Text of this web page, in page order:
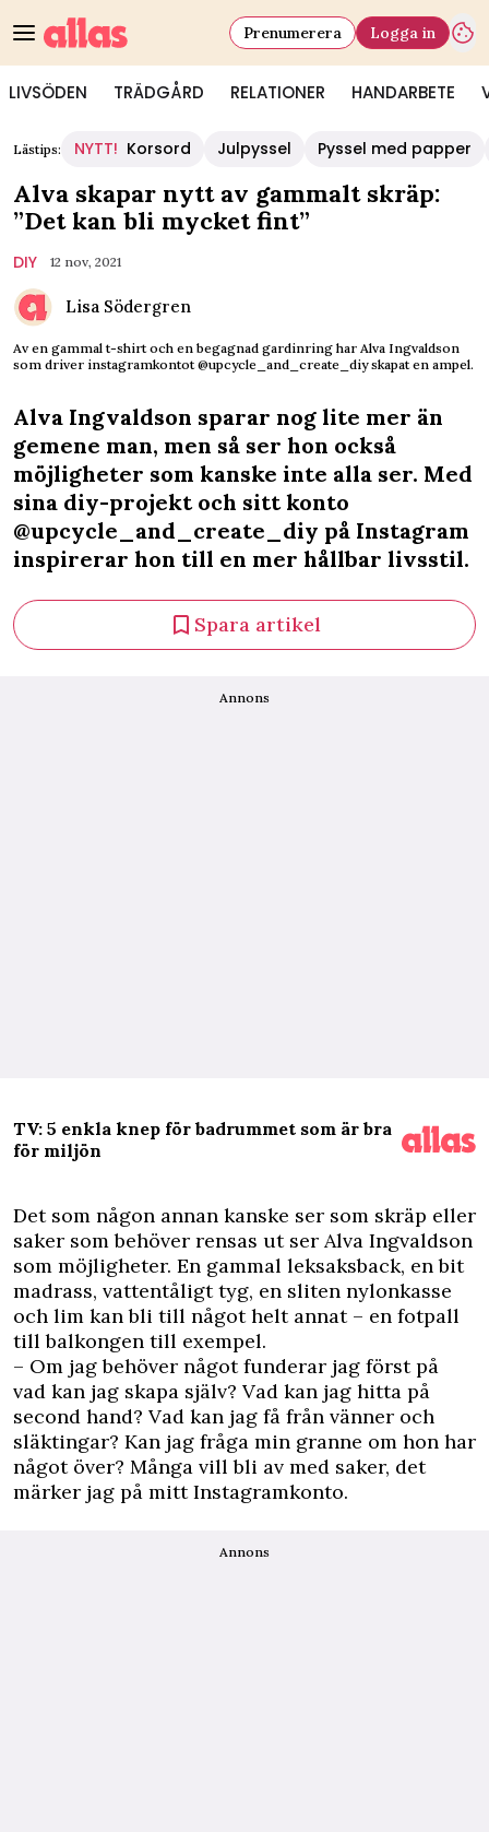
LIVSÖDEN TRÄDGÅRD RELATIONER HANDARBETE
Prenumerera Logga in
Lästips: NYTT! Korsord Julpyssel Pyssel med papper
Alva skapar nytt av gammalt skräp:
”Det kan bli mycket fint”
DIY 12 nov, 2021
Lisa Södergren
Av en gammal t-shirt och en begagnad gardinring har Alva Ingvaldson
som driver instagramkontot @upcycle_and_create_diy skapat en ampel.
Alva Ingvaldson sparar nog lite mer än
gemene man, men så ser hon också
möjligheter som kanske inte alla ser. Med
sina diy-projekt och sitt konto
@upcycle_and_create_diy på Instagram
inspirerar hon till en mer hållbar livsstil.
Spara artikel
Annons
TV: 5 enkla knep för badrummet som är bra
för miljön
Det som någon annan kanske ser som skräp eller
saker som behöver rensas ut ser Alva Ingvaldson
som möjligheter. En gammal leksaksback, en bit
madrass, vattentåligt tyg, en sliten nylonkasse
och lim kan bli till något helt annat – en fotpall
till balkongen till exempel.
– Om jag behöver något funderar jag först på
vad kan jag skapa själv? Vad kan jag hitta på
second hand? Vad kan jag få från vänner och
släktingar? Kan jag fråga min granne om hon har
något över? Många vill bli av med saker, det
märker jag på mitt Instagramkonto.
Annons